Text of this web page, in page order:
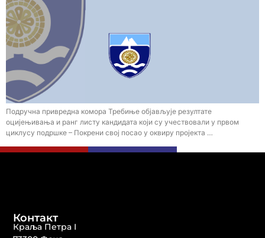
Подручна привредна комора Требиње објављује резултате
оцијењивања и ранг листу кандидата који су учествовали у првом
циклусу подршке – Покрени свој посао у оквиру пројекта …
Контакт
Краља Петра I